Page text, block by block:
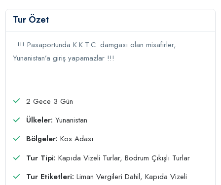
Tur Özet
• !!! Pasaportunda K.K.T.C. damgası olan misafirler,
Yunanistan’a giriş yapamazlar !!!
2 Gece 3 Gün
Ülkeler: Yunanistan
Bölgeler: Kos Adası
Tur Tipi: Kapıda Vizeli Turlar, Bodrum Çıkışlı Turlar
Tur Etiketleri: Liman Vergileri Dahil, Kapıda Vizeli